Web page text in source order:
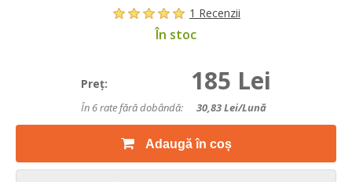
1 Recenzii
În stoc
Preţ: 185 Lei
În 6 rate fără dobândă: 30,83Lei/lună
Adaugă în coș